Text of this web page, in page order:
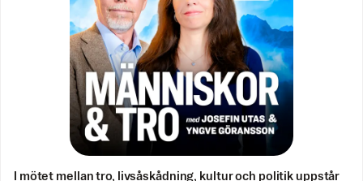
I mötet mellan tro, livsåskådning, kultur och politik uppstår